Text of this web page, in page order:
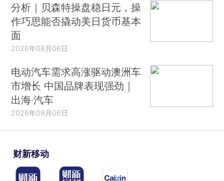
分析｜贝森特操盘稳日元，操
作巧思能否撬动美日货币基本
面
2026年08月06日
电动汽车需求高涨驱动澳洲车
市增长 中国品牌表现强劲｜
出海·汽车
2026年08月06日
财新移动